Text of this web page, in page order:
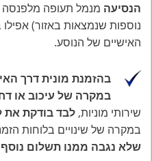
הנסיעה מנמל תעופה מלפנסה
נוספות שנמצאות באזור)
האישיים של הנוסע.
בהזמנת מונית דרך
במקרה של עיכוב או
שירותי מוניות, לבד בודקת את
במקרה של שינויים בלוחות
שלא נגבה ממנו תשלום